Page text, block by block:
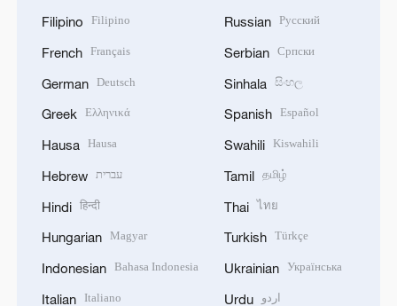
Filipino Filipino
French Français
German Deutsch
Greek Ελληνικά
Hausa Hausa
Hebrew עברית
Hindi हिन्दी
Hungarian Magyar
Indonesian Bahasa Indonesia
Italian Italiano
Russian Русский
Serbian Српски
Sinhala සිංහල
Spanish Español
Swahili Kiswahili
Tamil தமிழ்
Thai ไทย
Turkish Türkçe
Ukrainian Українська
Urdu اردو